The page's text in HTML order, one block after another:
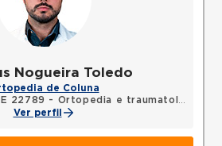
Nogueira Toledo
de Coluna
22789 - Ortopedia e traumatologia
Ver perfil